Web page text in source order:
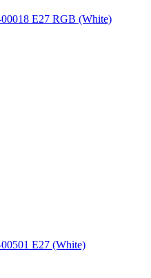
E27 RGB (White)
E27 (White)